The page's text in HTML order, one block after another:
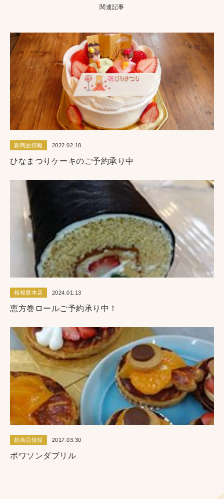
関連記事
新商品情報 2022.02.18
ひなまつりケーキのご予約承り中
相模原本店 2024.01.13
恵方巻ロールご予約承り中！
新商品情報 2017.03.30
ポワソンダブリル